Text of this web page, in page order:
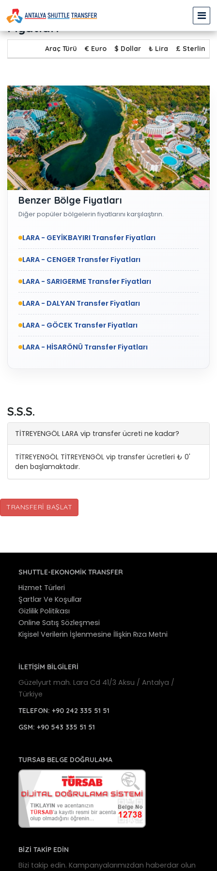
LARA - TİTREYENGÖL Transfer
Fiyatları
Araç Türü € Euro $ Dollar ₺ Lira £ Sterlin
Benzer Bölge Fiyatları
Diğer popüler bölgelerin fiyatlarını karşılaştırın.
LARA - GEYİKBAYIRI Transfer Fiyatları
LARA - CENGER Transfer Fiyatları
LARA - SARIGERME Transfer Fiyatları
LARA - DALYAN Transfer Fiyatları
LARA - GÖCEK Transfer Fiyatları
LARA - HİSARÖNÜ Transfer Fiyatları
S.S.S.
TİTREYENGÖL LARA vip transfer ücreti ne kadar?
TİTREYENGÖL TİTREYENGÖL vip transfer ücretleri ₺ 0'
den başlamaktadır.
TRANSFERI BAŞLAT
SHUTTLE-EKONOMIK TRANSFER
Hizmet Türleri
Şartlar Ve Koşullar
Gizlilik Politikası
Online Satış Sözleşmesi
Kişisel Verilerin İşlenmesine İlişkin Rıza Metni
İLETİŞİM BİLGİLERİ
Güzelyurt mah. Lara Cd 41/3 Aksu / Antalya /
Türkiye
TELEFON: +90 242 335 51 51
GSM: +90 543 335 51 51
TURSAB BELGE DOĞRULAMA
BİZİ TAKİP EDİN
Bizi takip edin. Kampanyalarımızdan haberdar olun